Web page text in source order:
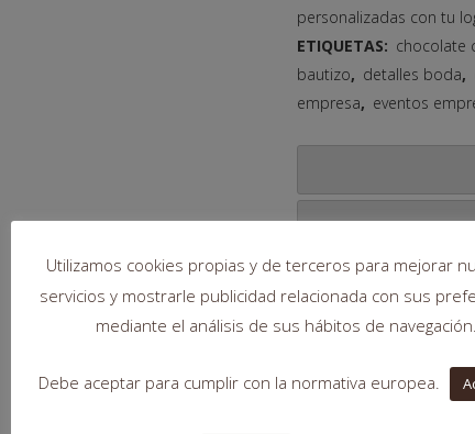
personalizadas con tu
ETIQUETAS: chocolate
bautizo, detalles boda,
empresa, eventos
Utilizamos cookies propias y de terceros para mejorar
servicios y mostrarle publicidad relacionada con sus
mediante el análisis de sus hábitos de navegación.
Debe aceptar para cumplir con la normativa europea.